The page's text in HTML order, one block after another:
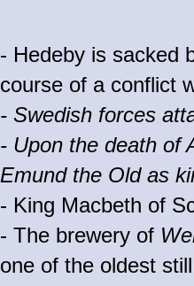
- Hedeby is sacked
course of a conflict
- Swedish forces
- Upon the death of
Emund the Old as
- King Macbeth of
- The brewery of
one of the oldest